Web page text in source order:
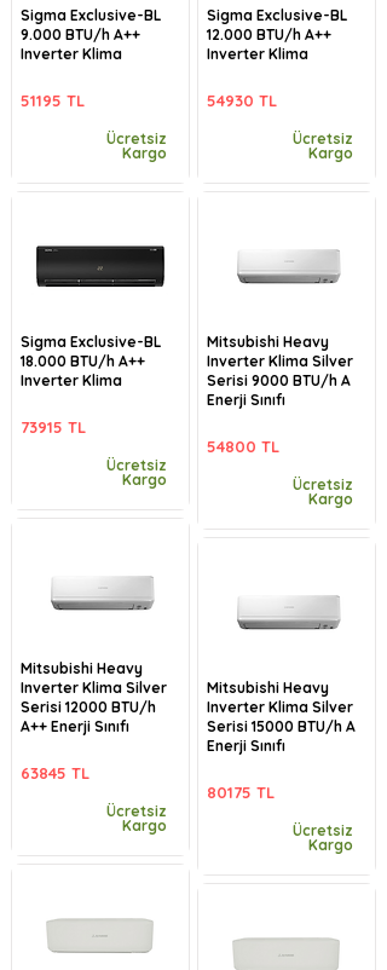
Sigma Exclusive-BL
9.000 BTU/h A++
Inverter Klima
51195 TL
Ücretsiz
Kargo
Sigma Exclusive-BL
18.000 BTU/h A++
Inverter Klima
73915 TL
Ücretsiz
Kargo
Mitsubishi Heavy
Inverter Klima Silver
Serisi 12000 BTU/h
A++ Enerji Sınıfı
63845 TL
Ücretsiz
Kargo
Sigma Exclusive-BL
12.000 BTU/h A++
Inverter Klima
54930 TL
Ücretsiz
Kargo
Mitsubishi Heavy
Inverter Klima Silver
Serisi 9000 BTU/h A
Enerji Sınıfı
54800 TL
Ücretsiz
Kargo
Mitsubishi Heavy
Inverter Klima Silver
Serisi 15000 BTU/h A
Enerji Sınıfı
80175 TL
Ücretsiz
Kargo